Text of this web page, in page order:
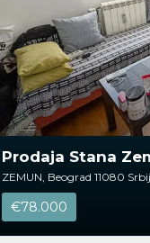
Prodaja Stana
ZEMUN, Beograd 11080
€78.000